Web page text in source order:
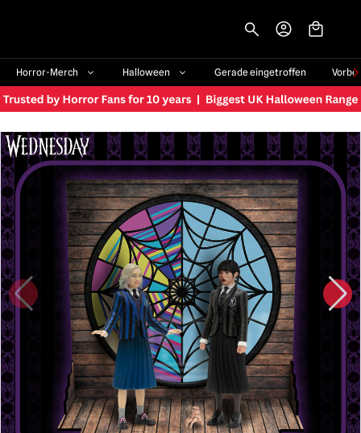
Horror-Merch Halloween Gerade eingetroffen